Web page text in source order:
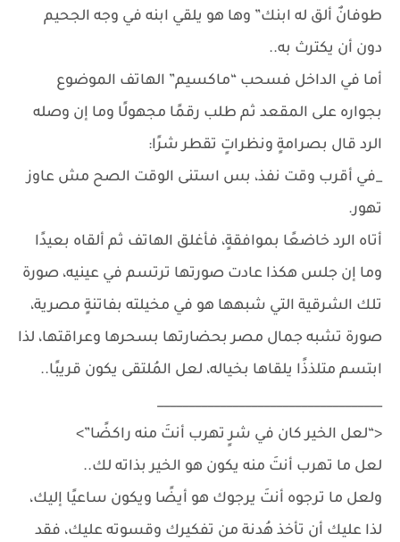
طوفانٌ ألق له ابنك” وها هو يلقي ابنه في وجه الجحيم
دون أن يكترث به..
أما في الداخل فسحب “ماكسيم” الهاتف الموضوع
بجواره على المقعد ثم طلب رقمًا مجهولًا وما إن وصله
الرد قال بصرامةٍ ونظراتٍ تقطر شرًا:
_في أقرب وقت نفذ، بس استنى الوقت الصح مش عاوز
تهور.
أتاه الرد خاضعًا بموافقةٍ، فأغلق الهاتف ثم ألقاه بعيدًا
وما إن جلس هكذا عادت صورتها ترتسم في عينيه، صورة
تلك الشرقية التي شبهها هو في مخيلته بفاتنةٍ مصرية،
صورة تشبه جمال مصر بحضارتها بسحرها وعراقتها، لذا
ابتسم متلذذًا يلقاها بخياله، لعل المُلتقى يكون قريبًا..
____________________________________
<“لعل الخير كان في شرٍ تهرب أنتَ منه راكضًا”>
لعل ما تهرب أنتَ منه يكون هو الخير بذاته لك..
ولعل ما ترجوه أنتَ يرجوك هو أيضًا ويكون ساعيًا إليك،
لذا عليك أن تأخذ هُدنة من تفكيرك وقسوته عليك، فقد